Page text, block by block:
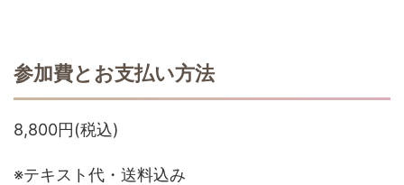
参加費とお支払い方法
8,800円(税込)
※テキスト代・送料込み